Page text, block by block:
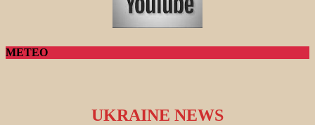
METEO
UKRAINE NEWS